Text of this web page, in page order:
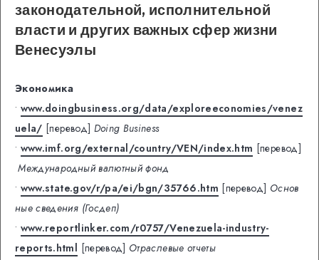
законодательной, исполнительной
власти и других важных сфер жизни
Венесуэлы
Экономика
• www.doingbusiness.org/data/exploreeconomies/venez
uela/ [перевод] Doing Business
• www.imf.org/external/country/VEN/index.htm [перевод]
Международный валютный фонд
• www.state.gov/r/pa/ei/bgn/35766.htm [перевод] Основ
ные сведения (Госдеп)
• www.reportlinker.com/r0757/Venezuela-industry-
reports.html [перевод] Отраслевые отчеты